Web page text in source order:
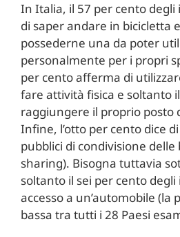
In Italia, il 57 per cento
di saper andare in bicicletta
possederne una da poter
personalmente per i propri
per cento afferma di
fare attività fisica e soltanto
raggiungere il proprio posto
Infine, l’otto per cento dice
pubblici di condivisione delle
sharing). Bisogna tuttavia
soltanto il sei per cento
accesso a un’automobile (la
bassa tra tutti i 28 Paesi